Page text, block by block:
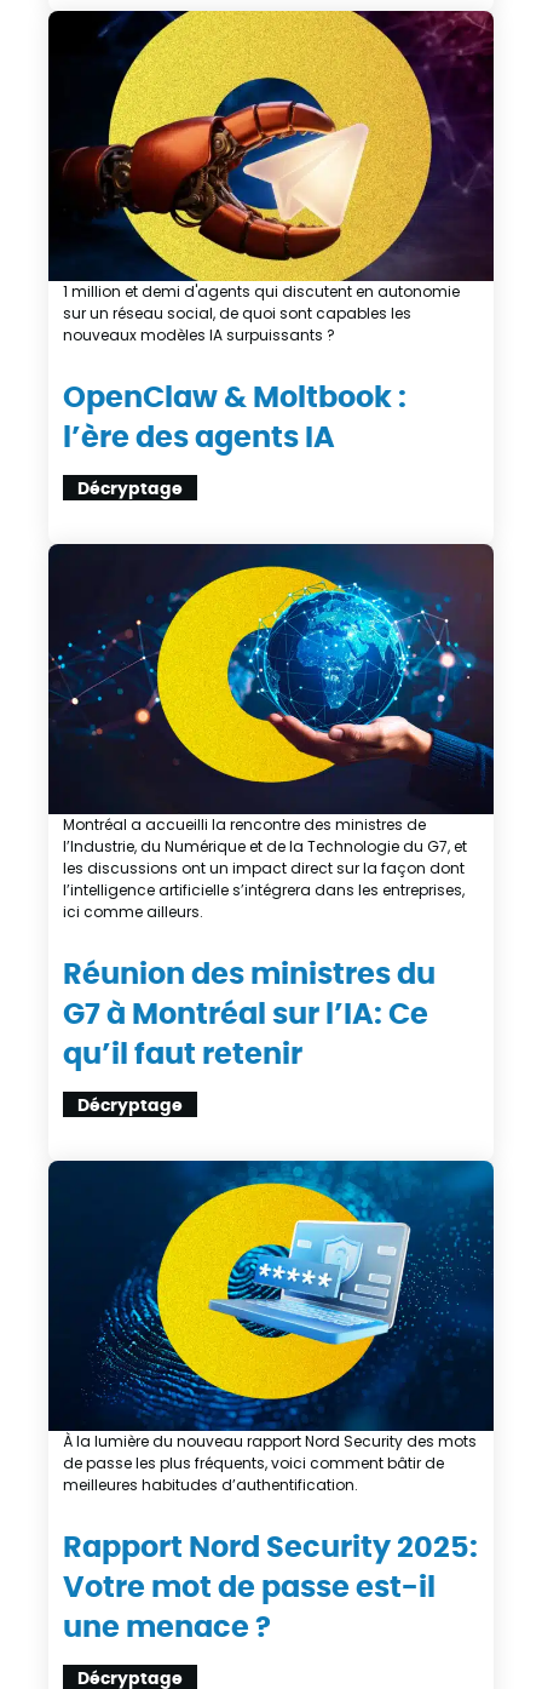
OpenClaw & Moltbook :
l’ère des agents IA
Décryptage
1 million et demi d'agents qui discutent en autonomie
sur un réseau social, de quoi sont capables les
nouveaux modèles IA surpuissants ?
Réunion des ministres du
G7 à Montréal sur l’IA: Ce
qu’il faut retenir
Décryptage
Montréal a accueilli la rencontre des ministres de
l’Industrie, du Numérique et de la Technologie du G7, et
les discussions ont un impact direct sur la façon dont
l’intelligence artificielle s’intégrera dans les entreprises,
ici comme ailleurs.
Rapport Nord Security 2025:
Votre mot de passe est-il
une menace ?
Décryptage
À la lumière du nouveau rapport Nord Security des mots
de passe les plus fréquents, voici comment bâtir de
meilleures habitudes d’authentification.